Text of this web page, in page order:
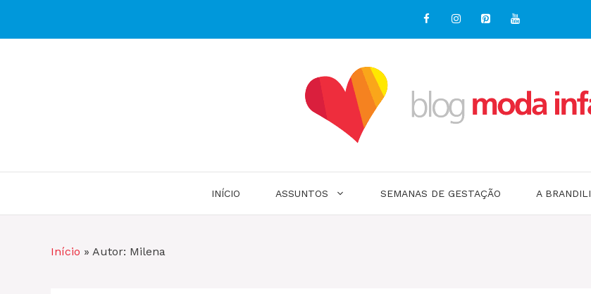
o
INÍCIO ASSUNTOS SEMANAS DE GESTAÇÃO A BRANDILI
Início » Autor: Milena